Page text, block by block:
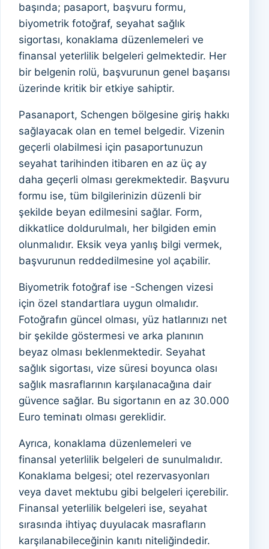
başında; pasaport, başvuru formu,
biyometrik fotoğraf, seyahat sağlık
sigortası, konaklama düzenlemeleri ve
finansal yeterlilik belgeleri gelmektedir. Her
bir belgenin rolü, başvurunun genel başarısı
üzerinde kritik bir etkiye sahiptir.
Pasanaport, Schengen bölgesine giriş hakkı
sağlayacak olan en temel belgedir. Vizenin
geçerli olabilmesi için pasaportunuzun
seyahat tarihinden itibaren en az üç ay
daha geçerli olması gerekmektedir. Başvuru
formu ise, tüm bilgilerinizin düzenli bir
şekilde beyan edilmesini sağlar. Form,
dikkatlice doldurulmalı, her bilgiden emin
olunmalıdır. Eksik veya yanlış bilgi vermek,
başvurunun reddedilmesine yol açabilir.
Biyometrik fotoğraf ise -Schengen vizesi
için özel standartlara uygun olmalıdır.
Fotoğrafın güncel olması, yüz hatlarınızı net
bir şekilde göstermesi ve arka planının
beyaz olması beklenmektedir. Seyahat
sağlık sigortası, vize süresi boyunca olası
sağlık masraflarının karşılanacağına dair
güvence sağlar. Bu sigortanın en az 30.000
Euro teminatı olması gereklidir.
Ayrıca, konaklama düzenlemeleri ve
finansal yeterlilik belgeleri de sunulmalıdır.
Konaklama belgesi; otel rezervasyonları
veya davet mektubu gibi belgeleri içerebilir.
Finansal yeterlilik belgeleri ise, seyahat
sırasında ihtiyaç duyulacak masrafların
karşılanabileceğinin kanıtı niteliğindedir.